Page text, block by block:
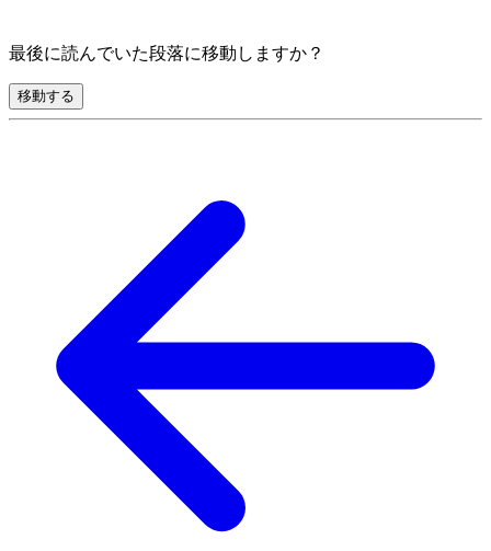
最後に読んでいた段落に移動しますか？
移動する